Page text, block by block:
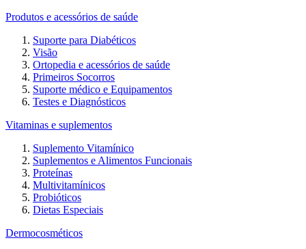
Produtos e acessórios de saúde
Suporte para Diabéticos
Visão
Ortopedia e acessórios de saúde
Primeiros Socorros
Suporte médico e Equipamentos
Testes e Diagnósticos
Vitaminas e suplementos
Suplemento Vitamínico
Suplementos e Alimentos Funcionais
Proteínas
Multivitamínicos
Probióticos
Dietas Especiais
Dermocosméticos